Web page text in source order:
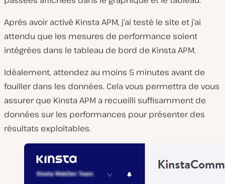
Après avoir activé Kinsta APM, j’ai testé le site et j’ai
attendu que les mesures de performance soient
intégrées dans le tableau de bord de Kinsta APM.
Idéalement, attendez au moins 5 minutes avant de
fouiller dans les données. Cela vous permettra de vous
assurer que Kinsta APM a recueilli suffisamment de
données sur les performances pour présenter des
résultats exploitables.